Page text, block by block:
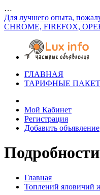
…
Для лучшего опыта,
CHROME, FIREFOX,
ГЛАВНАЯ
ТАРИФНЫЕ
Мой Кабинет
Регистрация
Добавить объявление
Главная
Топлений яловичий